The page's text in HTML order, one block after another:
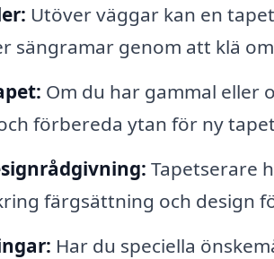
Utöver väggar kan en
sängramar genom att klä
Om du har gammal eller
förbereda ytan för ny
Tapetserare
färgsättning och design
Har du speciella